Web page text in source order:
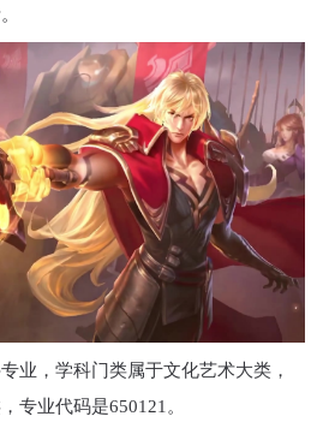
业，学科门类属于文化艺术大类，
专业代码是650121。